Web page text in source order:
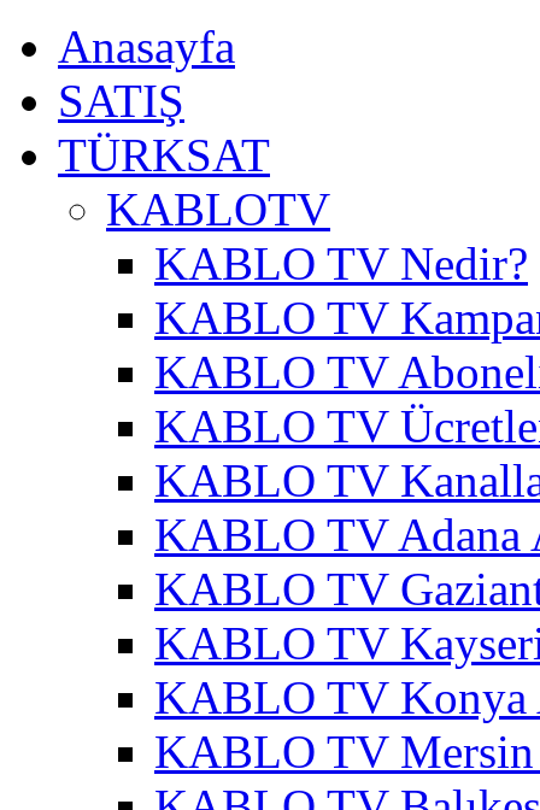
Anasayfa
SATIŞ
TÜRKSAT
KABLOTV
KABLO TV Nedir?
KABLO TV
KABLO TV
KABLO TV
KABLO TV
KABLO TV Adana
KABLO TV
KABLO TV
KABLO TV Konya
KABLO TV